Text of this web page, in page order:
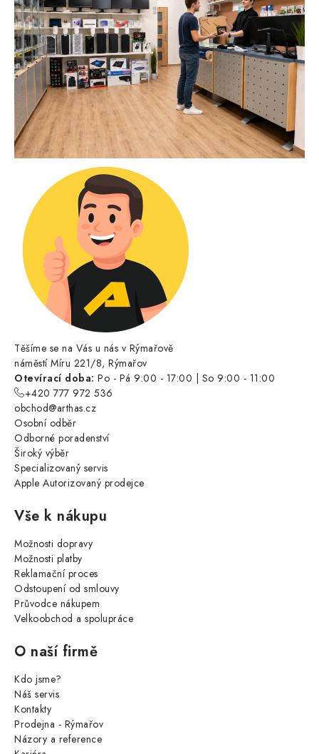
Těšíme se na Vás u nás v Rýmařově
náměstí Míru 221/8, Rýmařov
Otevírací doba: Po - Pá 9:00 - 17:00 | So 9:00 - 11:00
+420 777 972 536
obchod@arthas.cz
Osobní odběr
Odborné poradenství
Široký výběr
Specializovaný servis
Apple Autorizovaný prodejce
Vše k nákupu
Možnosti dopravy
Možnosti platby
Reklamační proces
Odstoupení od smlouvy
Průvodce nákupem
Velkoobchod a spolupráce
O naší firmě
Kdo jsme?
Náš servis
Kontakty
Prodejna - Rýmařov
Názory a reference